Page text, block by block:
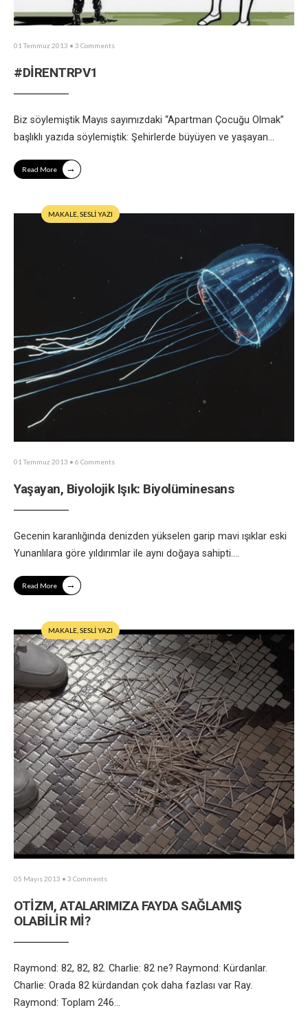
01 Temmuz 2013 • 3 Comments
#DİRENTRPV1
Biz söylemiştik Mayıs sayımızdaki “Apartman Çocuğu Olmak”
başlıklı yazıda söylemiştik: Şehirlerde büyüyen ve yaşayan...
Read More →
MAKALE SESLİ YAZI
01 Temmuz 2013 • 6 Comments
Yaşayan, Biyolojik Işık: Biyolüminesans
Gecenin karanlığında denizden yükselen garip mavi ışıklar eski
Yunanlılara göre yıldırımlar ile aynı doğaya sahipti....
Read More →
MAKALE SESLİ YAZI
05 Mayıs 2013 • 3 Comments
OTİZM, ATALARIMIZA FAYDA SAĞLAMIŞ
OLABİLİR Mİ?
Raymond: 82, 82, 82. Charlie: 82 ne? Raymond: Kürdanlar.
Charlie: Orada 82 kürdandan çok daha fazlası var Ray.
Raymond: Toplam 246...